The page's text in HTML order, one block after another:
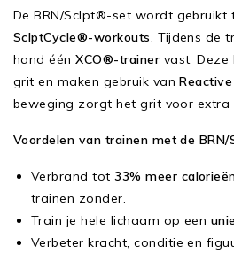
De BRN/Sclpt®-set wordt gebruikt
SclptCycle®-workouts . Tijdens de
hand éénXCO®-trainer vast. Deze
grit en maken gebruik van
beweging zorgt het grit voor extra
Voordelen van trainen met de
Verbrand tot33% meer
trainen zonder.
Train je hele lichaam op een
Verbeter kracht, conditie en